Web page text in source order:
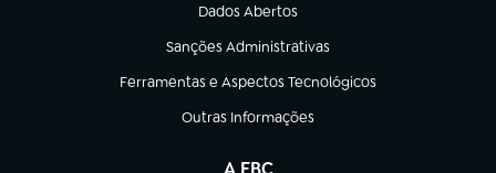
Dados Abertos
(abre em nova aba)
Sanções Administrativas
(abre em nova aba)
Ferramentas e Aspectos Tecnológicos
(abre em nova aba)
Outras Informações
(abre em nova aba)